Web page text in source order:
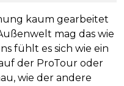
kaum gearbeitet
mag das wie
fühlt es sich wie ein
der ProTour oder
wie der andere